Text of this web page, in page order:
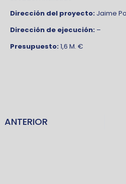
Dirección del proyecto: Jaime
Dirección de ejecución: –
Presupuesto:1,6 M. €
ANTERIOR